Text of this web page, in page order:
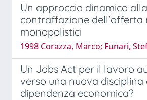
Un approccio dinamico alla
contraffazione dell'offerta
monopolistici
1998 Corazza, Marco; Funari,
Un Jobs Act per il lavoro
verso una nuova disciplina
dipendenza economica?